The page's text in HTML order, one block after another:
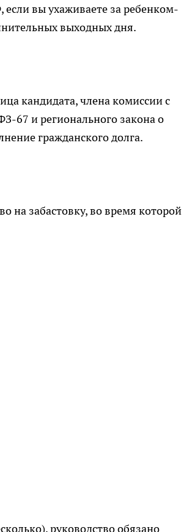
если вы ухаживаете за ребенком-
выходных дня.
кандидата, члена комиссии с
67 и регионального закона о
гражданского долга.
на забастовку, во время которой
руководство обязано